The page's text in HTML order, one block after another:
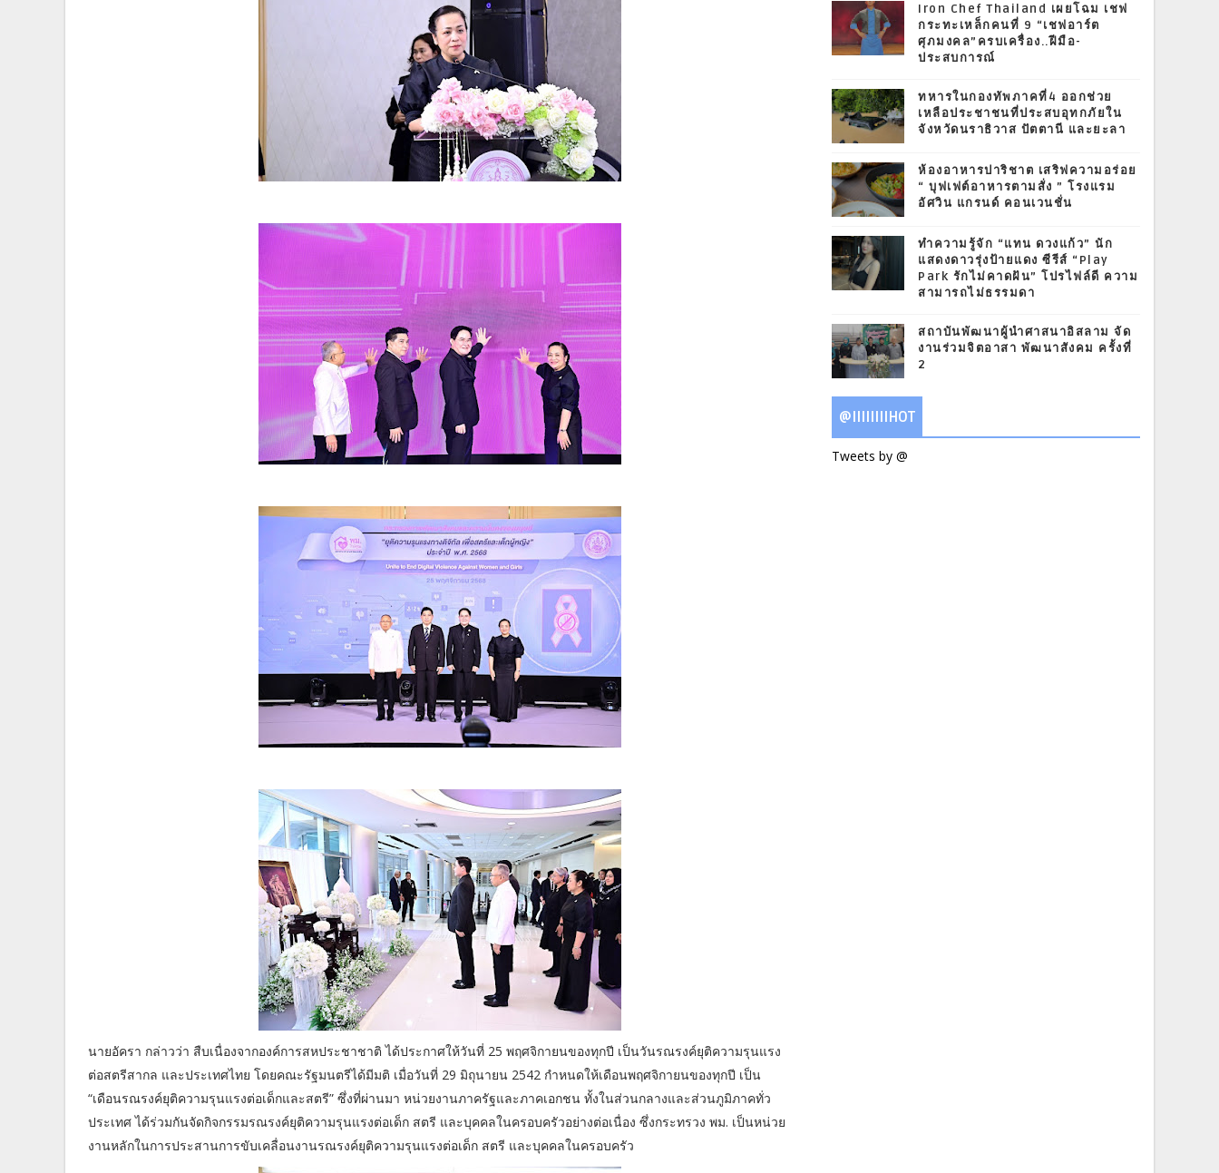
นายอัครา กล่าวว่า สืบเนื่องจากองค์การสหประชาชาติ ได้ประกาศให้วันที่ 25 พฤศจิกายนของทุกปี เป็นวันรณรงค์ยุติความรุนแรง
ต่อสตรีสากล และประเทศไทย โดยคณะรัฐมนตรีได้มีมติ เมื่อวันที่ 29 มิถุนายน 2542 กำหนดให้เดือนพฤศจิกายนของทุกปี เป็น
“เดือนรณรงค์ยุติความรุนแรงต่อเด็กและสตรี” ซึ่งที่ผ่านมา หน่วยงานภาครัฐและภาคเอกชน ทั้งในส่วนกลางและส่วนภูมิภาคทั่ว
ประเทศ ได้ร่วมกันจัดกิจกรรมรณรงค์ยุติความรุนแรงต่อเด็ก สตรี และบุคคลในครอบครัวอย่างต่อเนื่อง ซึ่งกระทรวง พม. เป็นหน่วย
งานหลักในการประสานการขับเคลื่อนงานรณรงค์ยุติความรุนแรงต่อเด็ก สตรี และบุคคลในครอบครัว
Iron Chef Thailand เผยโฉม เชฟ
กระทะเหล็กคนที่ 9 “เชฟอาร์ต
ศุภมงคล”ครบเครื่อง..ฝีมือ-
ประสบการณ์
ทหารในกองทัพภาคที่4 ออกช่วย
เหลือประชาชนที่ประสบอุทกภัยใน
จังหวัดนราธิวาส ปัตตานี และยะลา
ห้องอาหารปาริชาต เสริฟความอร่อย
“ บุฟเฟต์อาหารตามสั่ง ” โรงแรม
อัศวิน แกรนด์ คอนเวนชั่น
ทำความรู้จัก “แทน ดวงแก้ว” นัก
แสดงดาวรุ่งป้ายแดง ซีรีส์ “Play
Park รักไม่คาดฝัน” โปรไฟล์ดี ความ
สามารถไม่ธรรมดา
สถาบันพัฒนาผู้นำศาสนาอิสลาม จัด
งานร่วมจิตอาสา พัฒนาสังคม ครั้งที่
2
@IIIIIIIIHOT
Tweets by @